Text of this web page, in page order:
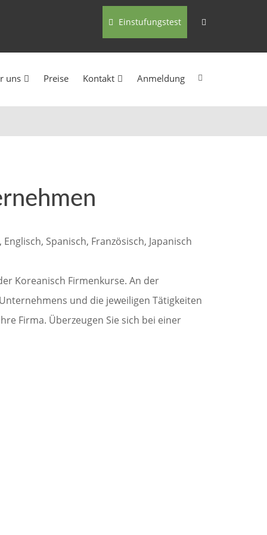
Einstufungstest
uns Preise Kontakt Anmeldung
Spanisch, Französisch, Japanisch
Koreanisch Firmenkurse. An der
und die jeweiligen Tätigkeiten
Firma. Überzeugen Sie sich bei einer